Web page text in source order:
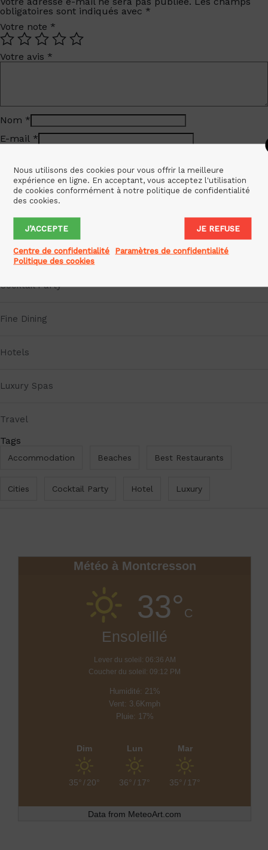
obligatoires sont indiqués avec *
Votre note *
Votre avis *
Nom *
E-mail *
Enregistrer mon nom, mon e-mail et mon site dans le
navigateur pour mon prochain commentaire.
Categories
City Breaks
Cocktail Party
Fine Dining
Hotels
Luxury Spas
Travel
Tags
Accommodation Beaches Best Restaurants
Cities Cocktail Party Hotel Luxury
Météo à Montcresson
33°C
Ensoleillé
Lever du soleil: 06:36 AM
Coucher du soleil: 09:12 PM
Humidité: 21%
Vent: 3.6Kmph
Pluie: 17%
Dim
35°/20°
Lun
36°/ 17°
Mar
35°/ 17°
Data from MeteoArt.com
Nous utilisons des cookies pour vous offrir la meilleure
expérience en ligne. En acceptant, vous acceptez l'utilisation
de cookies conformément à notre politique de confidentialité
des cookies.
J’ACCEPTE JE REFUSE
Centre de confidentialité
Paramètres de confidentialité
Politique des cookies